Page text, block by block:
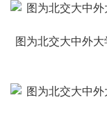
图为北交大中外